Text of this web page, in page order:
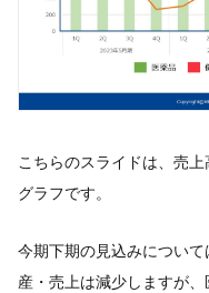
こちらのスライドは、売
グラフです。
今期下期の見込みについ
産・売上は減少しますが